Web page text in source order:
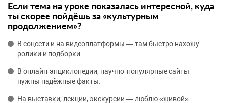
Если тема на уроке показалась интересной, куда
ты скорее пойдёшь за «культурным
продолжением»?
В соцсети и на видеоплатформы — там быстро нахожу
ролики и подборки.
В онлайн‑энциклопедии, научно‑популярные сайты —
нужны надёжные факты.
На выставки, лекции, экскурсии — люблю «живой»